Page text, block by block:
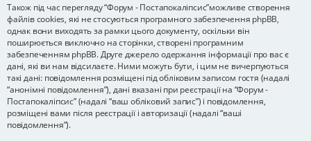
Також під час перегляду “Форум - Постапокаліпсис”можливе створення
файлів cookies, які не стосуються програмного забезпечення phpBB,
однак вони виходять за рамки цього документу, оскільки він
поширюється виключно на сторінки, створені програмним
забезпеченням phpBB. Друге джерело одержання інформації про вас є
дані, які ви нам відсилаєте. Ними можуть бути, і цим не вичерпуються
такі дані: повідомлення розміщені під обліковим записом гостя (надалі
“анонімні повідомлення”), дані вказані при реєстрації на “Форум -
Постапокаліпсис” (надалі “ваш обліковий запис”) і повідомлення,
розміщені вами після реєстрації і авторизації (надалі “ваші
повідомлення”).